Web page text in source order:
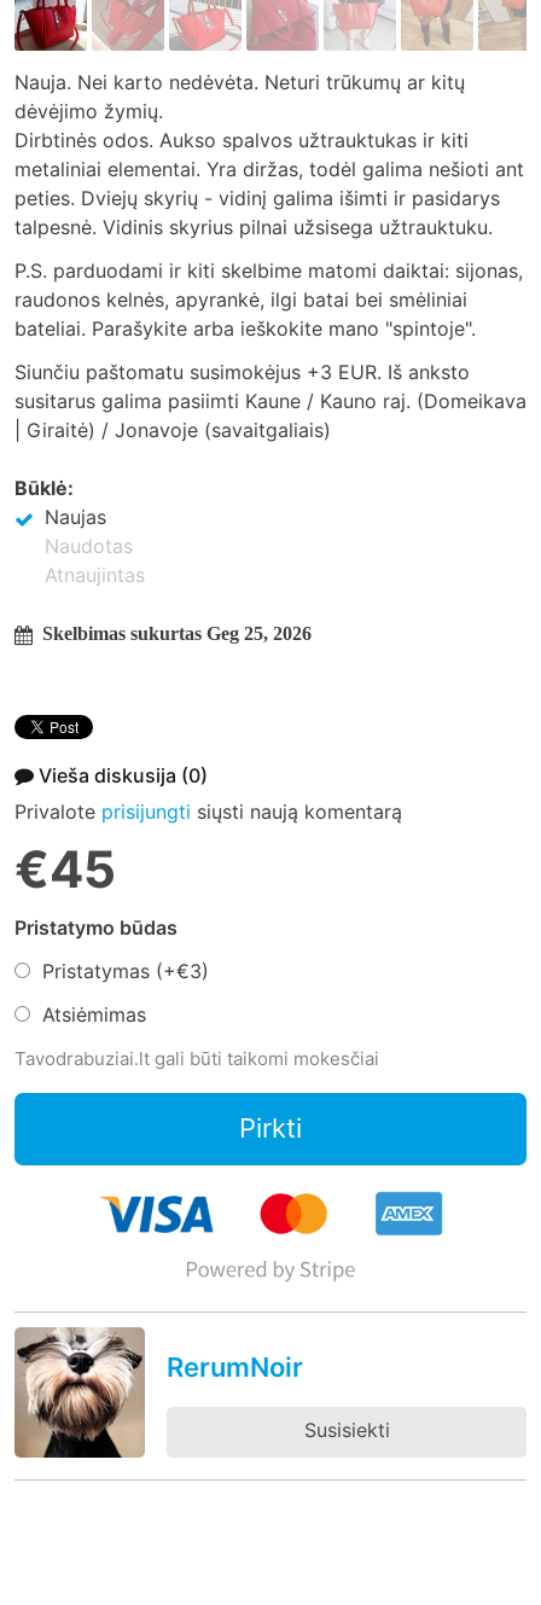
Nauja. Nei karto nedėvėta. Neturi trūkumų ar kitų
dėvėjimo žymių.
Dirbtinės odos. Aukso spalvos užtrauktukas ir kiti
metaliniai elementai. Yra diržas, todėl galima nešioti ant
peties. Dviejų skyrių - vidinį galima išimti ir pasidarys
talpesnė. Vidinis skyrius pilnai užsisega užtrauktuku.
P.S. parduodami ir kiti skelbime matomi daiktai: sijonas,
raudonos kelnės, apyrankė, ilgi batai bei smėliniai
bateliai. Parašykite arba ieškokite mano "spintoje".
Siunčiu paštomatu susimokėjus +3 EUR. Iš anksto
susitarus galima pasiimti Kaune / Kauno raj. (Domeikava
| Giraitė) / Jonavoje (savaitgaliais)
Būklė:
Naujas
Naudotas
Atnaujintas
Skelbimas sukurtas Geg 25, 2026
Vieša diskusija (0)
Privalote prisijungti siųsti naują komentarą
€45
Pristatymo būdas
Pristatymas (+€3)
Atsiėmimas
Tavodrabuziai.lt gali būti taikomi mokesčiai
Pirkti
RerumNoir
Susisiekti